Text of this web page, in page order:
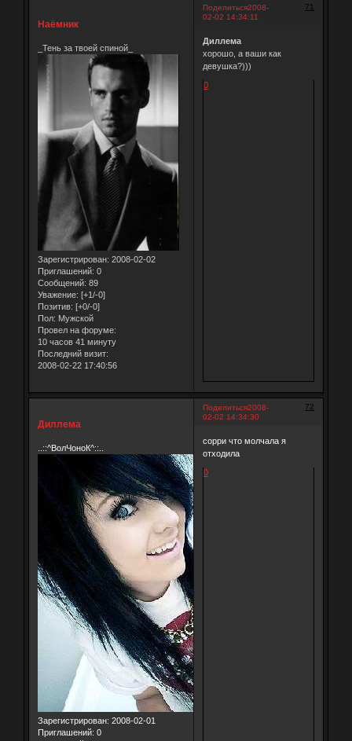
Поделиться 71
2008-
02-02 14:34:11
Наёмник
_Тень за твоей спиной_
Зарегистрирован: 2008-02-02
Приглашений: 0
Сообщений: 89
Уважение: [+1/-0]
Позитив: [+0/-0]
Пол: Мужской
Провел на форуме:
10 часов 41 минуту
Последний визит:
2008-02-22 17:40:56
Диллема
хорошо, а ваши как
девушка?)))
0
Поделиться 72
2008-
02-02 14:34:30
Диллема
..::^ВолЧоноК^::..
Зарегистрирован: 2008-02-01
Приглашений: 0
сорри что молчала я
отходила
0